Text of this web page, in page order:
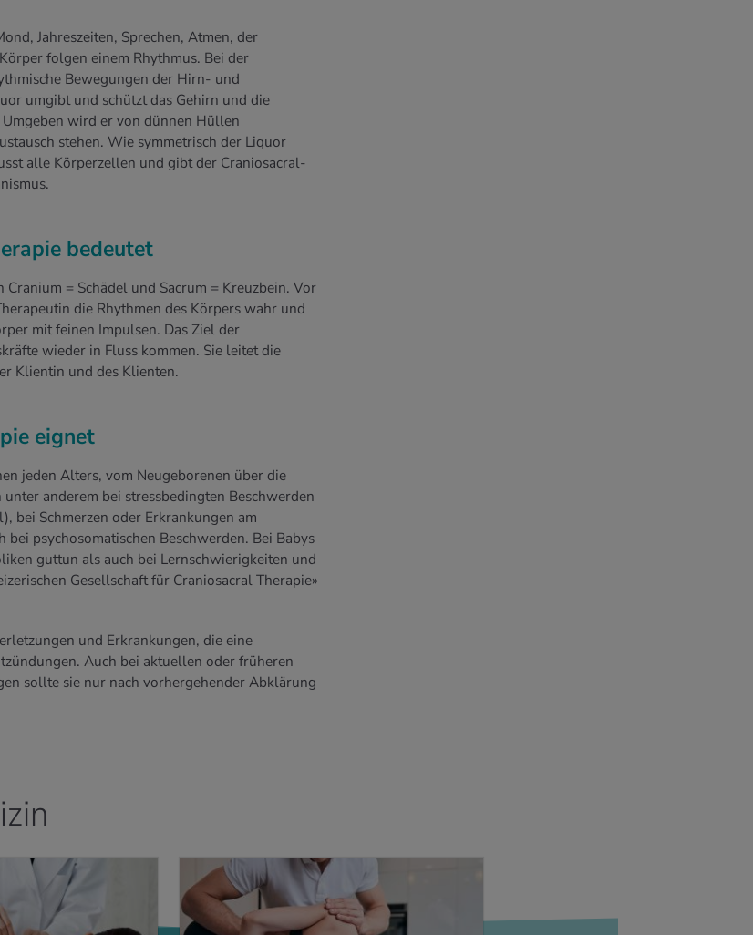
Jahreszeiten, Sprechen, Atmen, der
folgen einem Rhythmus. Bei der
Bewegungen der Hirn- und
umgibt und schützt das Gehirn und die
wird er von dünnen Hüllen
stehen. Wie symmetrisch der Liquor
alle Körperzellen und gibt der Craniosacral-
bedeutet
= Schädel und Sacrum = Kreuzbein. Vor
die Rhythmen des Körpers wahr und
mit feinen Impulsen. Das Ziel der
wieder in Fluss kommen. Sie leitet die
Klientin und des Klienten.
eignet
jeden Alters, vom Neugeborenen über die
anderem bei stressbedingten Beschwerden
bei Schmerzen oder Erkrankungen am
psychosomatischen Beschwerden. Bei Babys
guttun als auch bei Lernschwierigkeiten und
Gesellschaft für Craniosacral Therapie»
und Erkrankungen, die eine
Auch bei aktuellen oder früheren
sollte sie nur nach vorhergehender Abklärung